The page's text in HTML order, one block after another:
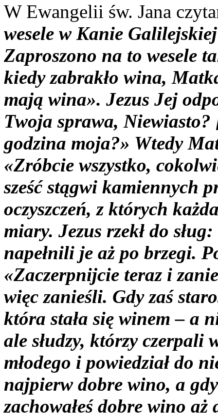
W Ewangelii św. Jana
wesele w Kanie
Zaproszono na to wesele
kiedy zabrakło wina,
mają wina». Jezus Jej
Twoja sprawa, Niewiasto?
godzina moja?» Wtedy
«Zróbcie wszystko,
sześć stągwi kamiennych
oczyszczeń, z których
miary. Jezus rzekł do
napełnili je aż po brzegi.
«Zaczerpnijcie teraz i
więc zanieśli. Gdy zaś
która stała się winem – a
ale słudzy, którzy czerpali
młodego i powiedział do
najpierw dobre wino, a
zachowałeś dobre wino